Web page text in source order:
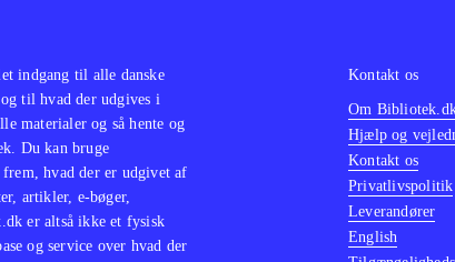
indgang til alle danske
til hvad der udgives i
materialer og så hente og
Du kan bruge
hvad der er udgivet af
artikler, e-bøger,
er altså ikke et fysisk
og service over hvad der
Kontakt os
Om
Hjælp og
Kontakt os
Privatlivspolitik
Leverandører
English